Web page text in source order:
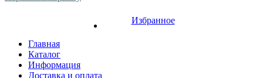
Избранное
Главная
Каталог
Информация
Доставка и оплата